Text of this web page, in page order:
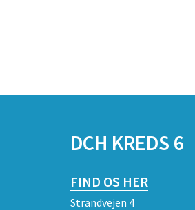
DCH KREDS 6
FIND OS HER
Strandvejen 4